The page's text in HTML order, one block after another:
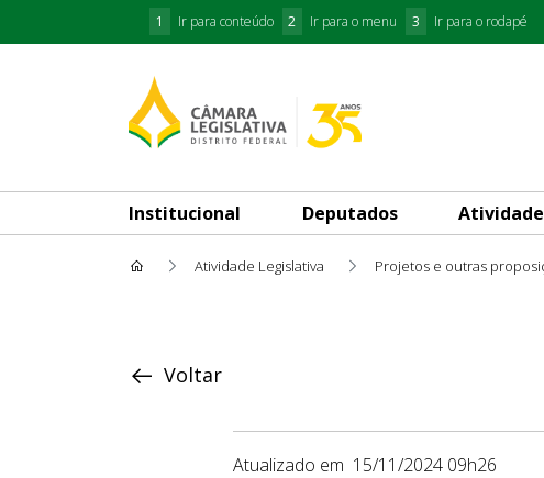
1 Ir para conteúdo 2 Ir para o menu 3 Ir para o rodapé
Institucional Deputados
Atividade Legislativa Projetos e outras
Voltar
Atualizado em 15/11/2024 09h26